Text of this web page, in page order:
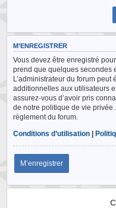
M’ENREGISTRER
Vous devez être enregistré
prend que quelques secondes
L’administrateur du forum
additionnelles aux utilisateurs
assurez-vous d’avoir pris
de notre politique de vie
règlement du forum.
Conditions d’utilisation |
M’enregistrer